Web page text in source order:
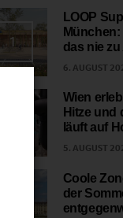
1
LOOP
das nie zu
6. AUGUST
Wien
Hitze und
läuft auf
5. AUGUST
Coole
der